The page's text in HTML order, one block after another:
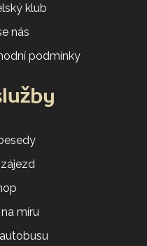
klub
nás
podmínky
míru